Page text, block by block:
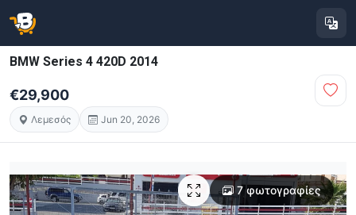
BMW Series 4 420D 2014
€29,900
Λεμεσός Jun 20, 2026
7 φωτογραφίες